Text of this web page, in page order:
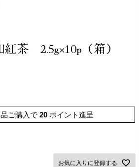
紅茶 2.5g×10p（箱）
ご購入で 20 ポイント進呈
お気に入りに登録する